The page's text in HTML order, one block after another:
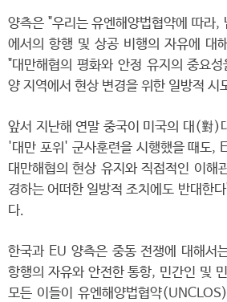
양측은 "우리는 유엔해양법협약에 따라,
에서의 항행 및 상공 비행의 자유에 대
"대만해협의 평화와 안정 유지의 중요
양 지역에서 현상 변경을 위한 일방적 시
앞서 지난해 연말 중국이 미국의 대(對)
'대만 포위' 군사훈련을 시행했을 때도,
대만해협의 현상 유지와 직접적인 이해
경하는 어떠한 일방적 조치에도 반대한
다.
한국과 EU 양측은 중동 전쟁에 대해서
항행의 자유와 안전한 통항, 민간인 및
모든 이들이 유엔해양법협약